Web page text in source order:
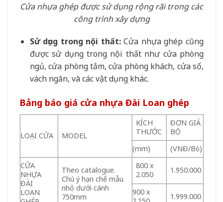
Cửa nhựa ghép được sử dụng rộng rãi trong các
công trình xây dựng
Sử dụng trong nội thất:Cửa nhựa ghép cũng
được sử dụng trong nội thất như cửa phòng
ngủ, cửa phòng tắm, cửa phòng khách, cửa sổ,
vách ngăn, và các vật dụng khác.
Bảng báo giá cửa nhựa Đài Loan ghép
LOẠI CỬA MODEL
KÍCH
THƯỚC
ĐƠN GIÁ
BỘ
(mm)
(VNĐ/Bộ)
CỬA
NHỰA
ĐÀI
LOAN
Theo catalogue.
Chú ý hạn chế mẫu
nhỏ dưới cánh
750mm
800 x
2.050
1.950.000
900 x
1.999.000